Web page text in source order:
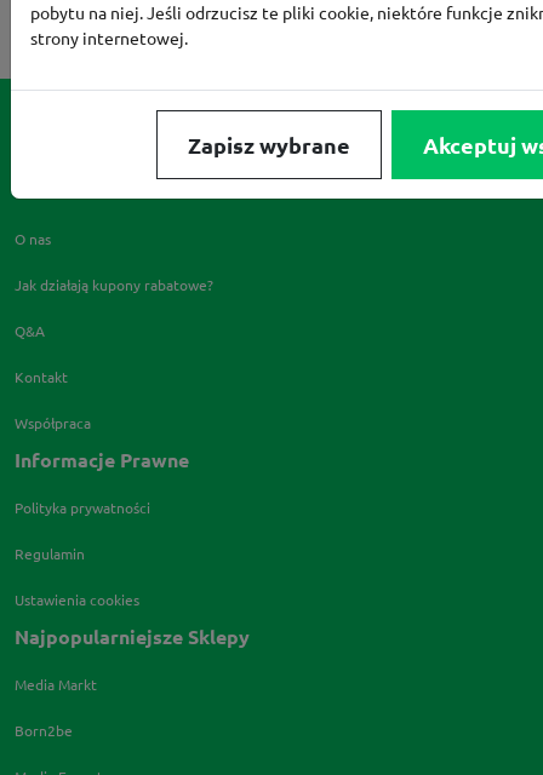
Serwis
O nas
Jak działają kupony rabatowe?
Q&A
Kontakt
Współpraca
Informacje Prawne
Polityka prywatności
Regulamin
Ustawienia cookies
Najpopularniejsze Sklepy
Media Markt
Born2be
pobytu na niej. Jeśli odrzucisz te pliki cookie, niektóre funkcje
strony internetowej.
Zapisz wybrane Akceptuj